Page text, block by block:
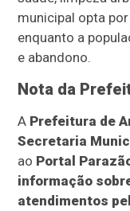
municipal opta
enquanto a
e abandono.
Nota da
A Prefeitura de
Secretaria
ao Portal
informação
atendimentos